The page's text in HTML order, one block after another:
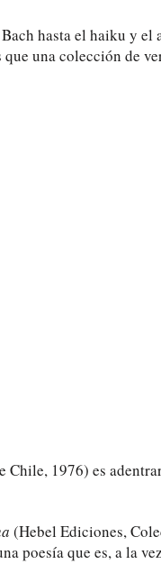
hasta el haiku y
una colección de
1976) es
(Hebel Ediciones,
poesía que es, a la